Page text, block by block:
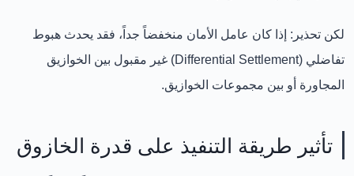
لكن تحذير: إذا كان عامل الأمان منخفضاً جداً، فقد يحدث هبوط
تفاضلي (Differential Settlement)
غير مقبول بين الخوازيق
المجاورة أو بين مجموعات الخوازيق.
تأثير طريقة التنفيذ على قدرة الخازوق